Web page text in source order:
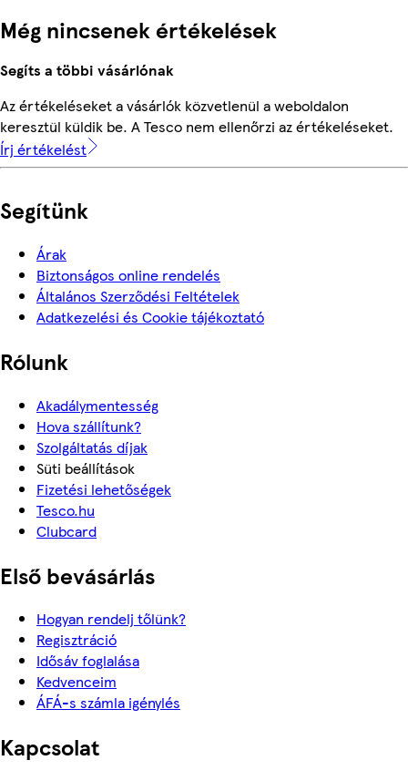
Még nincsenek értékelések
Segíts a többi vásárlónak
Az értékeléseket a vásárlók közvetlenül a weboldalon
keresztül küldik be. A Tesco nem ellenőrzi az értékeléseket.
Írj értékelést
Segítünk
Árak
Biztonságos online rendelés
Általános Szerződési Feltételek
Adatkezelési és Cookie tájékoztató
Rólunk
Akadálymentesség
Hova szállítunk?
Szolgáltatás díjak
Süti beállítások
Fizetési lehetőségek
Tesco.hu
Clubcard
Első bevásárlás
Hogyan rendelj tőlünk?
Regisztráció
Idősáv foglalása
Kedvenceim
ÁFÁ-s számla igénylés
Kapcsolat